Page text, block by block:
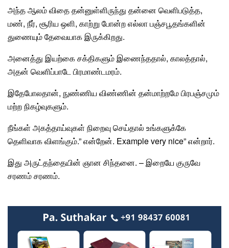
அந்த ஆலம் விதை தன்னுள்ளிருந்து தன்னை வெளிபடுத்த,
மண், நீர், சூரிய ஒளி, காற்று போன்ற எல்லா பஞ்சபூதங்களின்
துணையும் தேவையாக இருக்கிறது.
அனைத்து இயற்கைசக்திகளும் இணைந்ததால், காலத்தால்,
அதன் வெளிப்பாடேபிரமாண்டமரம்.
இதேபோலதான், நுண்ணிய விண்ணின் தன்மாற்றமே பிரபஞ்சமும்
மற்ற நிகழ்வுகளும்.
நீங்கள் அகத்தாய்வுகள் நிறைவு செய்தால் உங்களுக்கே
தெளிவாக விளங்கும்.” என்றேன். Example very nice” என்றார்.
இது அருட்தந்தையின் ஞான சிந்தனை. – இறையே குருவே
சரணம் சரணம்.